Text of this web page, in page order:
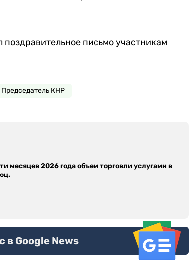
письмо участникам
Председатель КНР
месяцев 2026 года объем торговли услугами в
в Google News